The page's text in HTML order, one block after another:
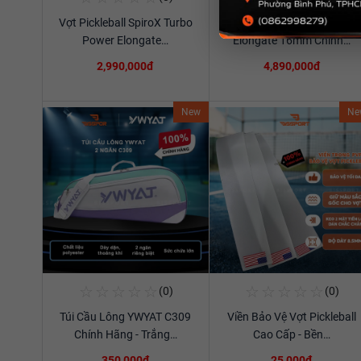
Xem chi tiết
Vợt Pickleball SpiroX Turbo
Power Elongate…
2,990,000đ
Vợt Pickleball RPM V2
Elongate 16mm Chính…
4,890,000đ
New
Xem chi tiết
(0)
Túi Cầu Lông YWYAT C309
Chính Hãng - Trắng…
Xem chi tiết
(0)
Viền Bảo Vệ Vợt Pickleball
Cao Cấp - Bền…